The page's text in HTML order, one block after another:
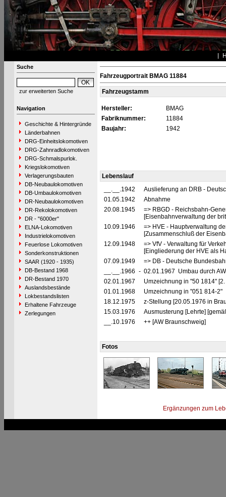
Suche
zur erweiterten Suche
Navigation
Geschichte & Hintergründe
Länderbahnen
DRG-Einheitslokomotiven
DRG-Zahnradlokomotiven
DRG-Schmalspurlok.
Kriegslokomotiven
Verlagerungsbauten
DB-Neubaulokomotiven
DB-Umbaulokomotiven
DR-Neubaulokomotiven
DR-Rekolokomotiven
DR - "6000er"
ELNA-Lokomotiven
Industrielokomotiven
Feuerlose Lokomotiven
Sonderkonstruktionen
SAAR (1920 - 1935)
DB-Bestand 1968
DR-Bestand 1970
Auslandsbestände
Lokbestandslisten
Erhaltene Fahrzeuge
Zerlegungen
Fahrzeugportrait BMAG 11884
Fahrzeugstamm
Hersteller:
BMAG
Fabriknummer:
11884
Baujahr:
1942
Lebenslauf
__.__.1942
Auslieferung an DRB -
01.05.1942
Abnahme
20.08.1945
=> RBGD - Reichsbahn-
[Eisenbahnverwaltung der
10.09.1946
=> HVE - Hauptverwaltung
[Zusammenschluß der
12.09.1948
=> VfV - Verwaltung für
[Eingliederung der HVE als
07.09.1949
=> DB - Deutsche
__.__.1966 - 02.01.1967 Umbau durch
02.01.1967
Umzeichnung in "50 1814"
01.01.1968
Umzeichnung in "051 814-2"
18.12.1975
z-Stellung [20.05.1976 in
15.03.1976
Ausmusterung [Lehrte]
__.10.1976
++ [AW Braunschweig]
Fotos
Ergänzungen zum